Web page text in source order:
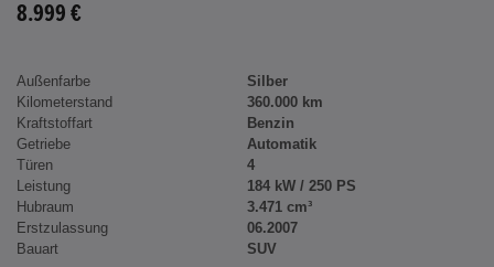
8.999 €
Außenfarbe
Silber
Kilometerstand
360.000 km
Kraftstoffart
Benzin
Getriebe
Automatik
Türen
4
Leistung
184 kW / 250 PS
Hubraum
3.471 cm³
Erstzulassung
06.2007
Bauart
SUV